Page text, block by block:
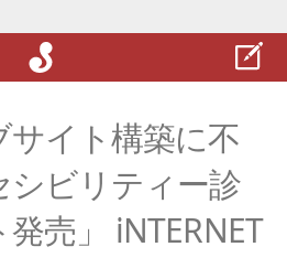
イト構築に不
ビリティー診
売」 iNTERNET